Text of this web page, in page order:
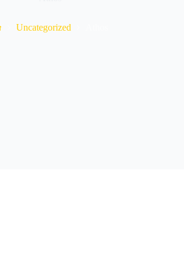
HomeUncategorized